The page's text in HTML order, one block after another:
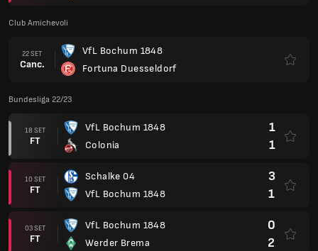
Club Amichevoli
22 SET
Canc.
VfL Bochum 1848
Fortuna Duesseldorf
Bundesliga 22/23
18 SET
FT
VfL Bochum 1848
Colonia
1
1
10 SET
FT
Schalke 04
VfL Bochum 1848
3
1
03 SET
FT
VfL Bochum 1848
Werder Brema
0
2